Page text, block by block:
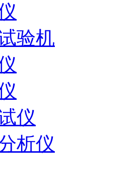
验机
仪
析仪